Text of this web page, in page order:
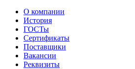
О компании
История
ГОСТы
Сертификаты
Поставщики
Вакансии
Реквизиты